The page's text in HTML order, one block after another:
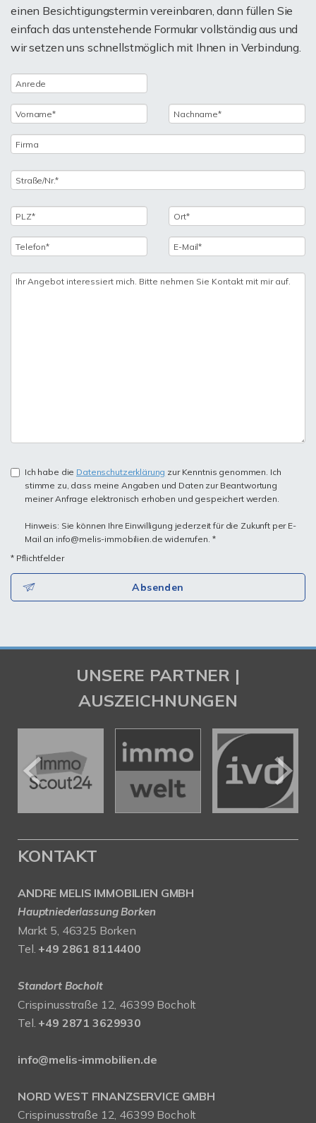
einen Besichtigungstermin vereinbaren, dann füllen Sie
einfach das untenstehende Formular vollständig aus und
wir setzen uns schnellstmöglich mit Ihnen in Verbindung.
Ich habe die Datenschutzerklärung zur Kenntnis genommen. Ich
stimme zu, dass meine Angaben und Daten zur Beantwortung
meiner Anfrage elektronisch erhoben und gespeichert werden.
Hinweis: Sie können Ihre Einwilligung jederzeit für die Zukunft per E-
Mail an info@melis-immobilien.de widerrufen. *
* Pflichtfelder
Absenden
UNSERE PARTNER |
AUSZEICHNUNGEN
KONTAKT
ANDRE MELIS IMMOBILIEN GMBH
Hauptniederlassung Borken
Markt 5, 46325 Borken
Tel. +49 2861 8114400
Standort Bocholt
Crispinusstraße 12, 46399 Bocholt
Tel. +49 2871 3629930
info@melis-immobilien.de
NORD WEST FINANZSERVICE GMBH
Crispinusstraße 12, 46399 Bocholt